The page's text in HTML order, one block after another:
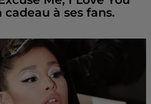
à ses fans.